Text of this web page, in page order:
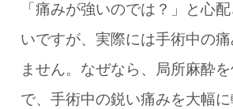
「痛みが強いのでは？」と心
いですが、実際には手術中の
ません。なぜなら、局所麻酔
で、手術中の鋭い痛みを大幅